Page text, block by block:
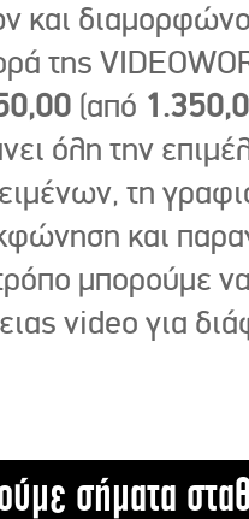
και
της
(από
όλη την
τη
και
μπορούμε
video για
σήματα